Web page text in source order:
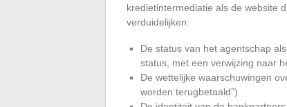
kredietintermediatie als de website
verduidelijken:
De status van het agentschap
status, met een verwijzing naar
De wettelijke waarschuwingen
worden terugbetaald”)